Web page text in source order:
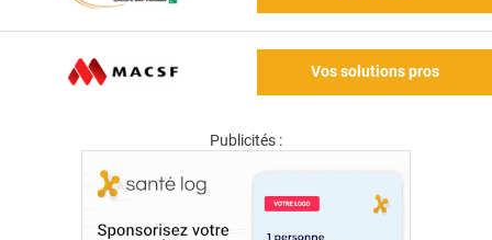
Vos solutions pros
Publicités :